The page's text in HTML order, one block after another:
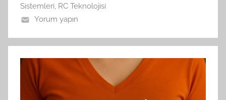
Sistemleri, RC Teknolojisi
Yorum yapın